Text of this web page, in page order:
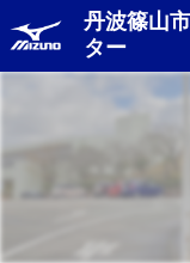
丹波篠山
ター